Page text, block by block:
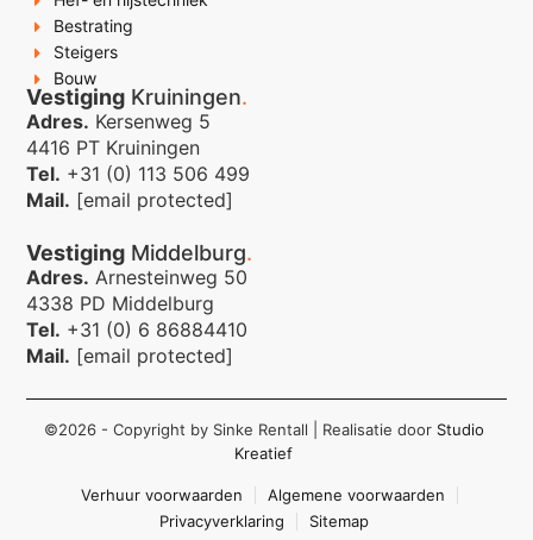
Bestrating
Steigers
Bouw
Vestiging Kruiningen.
Adres. Kersenweg 5
4416 PT Kruiningen
Tel. +31 (0) 113 506 499
Mail. [email protected]
Vestiging Middelburg.
Adres. Arnesteinweg 50
4338 PD Middelburg
Tel. +31 (0) 6 86884410
Mail. [email protected]
©2026 - Copyright by Sinke Rentall | Realisatie door Studio
Kreatief
Verhuur voorwaarden
Algemene voorwaarden
Privacyverklaring
Sitemap